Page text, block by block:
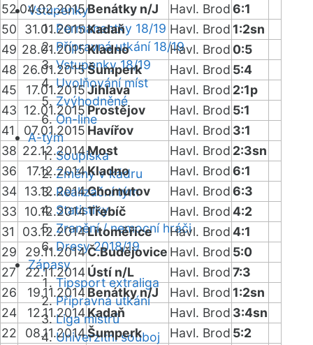
Vstupenky
Permanentky 18/19
Přípravná utkání 18/19
Vstupenky 18/19
Uvolňování míst
Zvýhodněné
On-line
A-tým
Soupiska
Změny v kádru
Realizační tým
Statistiky
Zranění / nemocní hráči
Dresy 2018/19
Zápasy
Tipsport extraliga
Přípravná utkání
Liga mistrů
Univerzitní souboj
52 04.02.2015Benátky n/J Havl. Brod6:1
50
31.01.2015Kadaň Havl. Brod 1:2sn
49 28.01.2015Kladno Havl. Brod 0:5
48 26.01.2015Šumperk Havl. Brod 5:4
45
17.01.2015Jihlava Havl. Brod 2:1p
43 12.01.2015Prostějov Havl. Brod 5:1
41
07.01.2015 Havířov Havl. Brod 3:1
38 22.12.2014Most Havl. Brod 2:3sn
36
17.12.2014Kladno Havl. Brod6:1
34 13.12.2014Chomutov Havl. Brod6:3
33
10.12.2014Třebíč Havl. Brod4:2
31
03.12.2014Litoměřice Havl. Brod4:1
29
29.11.2014Č.Budějovice Havl. Brod 5:0
27
22.11.2014Ústí n/L Havl. Brod7:3
26
19.11.2014Benátky n/J Havl. Brod 1:2sn
24
12.11.2014Kadaň Havl. Brod 3:4sn
22
08.11.2014Šumperk Havl. Brod 5:2